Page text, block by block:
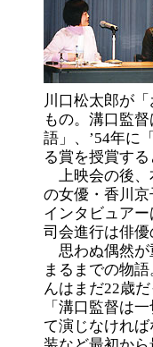
川口松太郎が
もの。溝口監
語」、’54年に
る賞を授賞す
上映会の後、
の女優・香川
インタビュア
司会進行は俳
思わぬ偶然が
まるまでの物
んはまだ22歳
「溝口監督は
て演じなけれ